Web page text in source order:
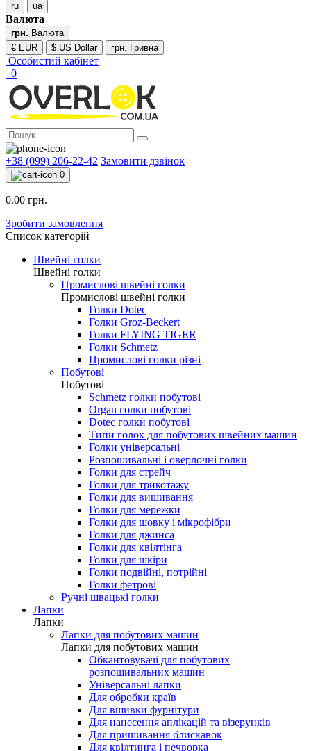
ru
ua
Валюта
грн. Валюта
€ EUR
$ US Dollar грн. Гривна
Особистий кабінет
0
+38 (099) 206-22-42 Замовити дзвінок
0
0.00 грн.
Зробити замовлення
Список категорій
Швейні голки
Швейні голки
Промислові швейні голки
Промислові швейні голки
Голки Dotec
Голки Groz-Beckert
Голки FLYING TIGER
Голки Schmetz
Промислові голки різні
Побутові
Побутові
Schmetz голки побутові
Organ голки побутові
Dotec голки побутові
Типи голок для побутових швейних машин
Голки універсальні
Розпошивальні і оверлочні голки
Голки для стрейч
Голки для трикотажу
Голки для вишивання
Голки для мережки
Голки для шовку і мікрофібри
Голки для джинса
Голки для квілтінга
Голки для шкіри
Голки подвійні, потрійні
Голки фетрові
Ручні швацькі голки
Лапки
Лапки
Лапки для побутових машин
Лапки для побутових машин
Обкантовувачі для побутових
розпошивальних машин
Універсальні лапки
Для обробки країв
Для вшивки фурнітури
Для нанесення аплікацій та візерунків
Для пришивання блискавок
Для квілтинга і печворка